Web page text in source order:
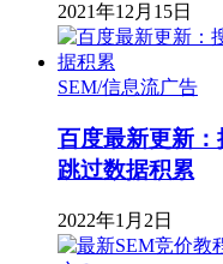
2021年12月15日
SEM/信息流广告
百度最新更新
跳过数据积累
2022年1月2日